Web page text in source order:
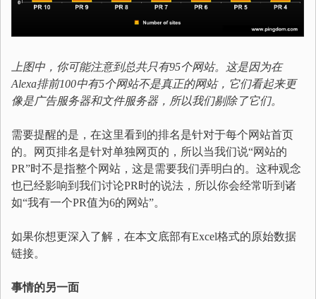
上图中，你可能注意到总共只有95个网站。这是因为在
Alexa排前100中有5个网站不是真正的网站，它们看起来更
像是广告服务器和文件服务器，所以我们剔除了它们。
需要提醒的是，在这里看到的排名是针对于每个网站首页
的。网页排名是针对单独网页的，所以当我们说“网站的
PR”时不是指整个网站，这是需要我们弄明白的。这种观念
也已经影响到我们讨论PR时的说法，所以你会经常听到诸
如“我有一个PR值为6的网站”。
如果你想更深入了解，在本文底部有Excel格式的原始数据
链接。
事情的另一面